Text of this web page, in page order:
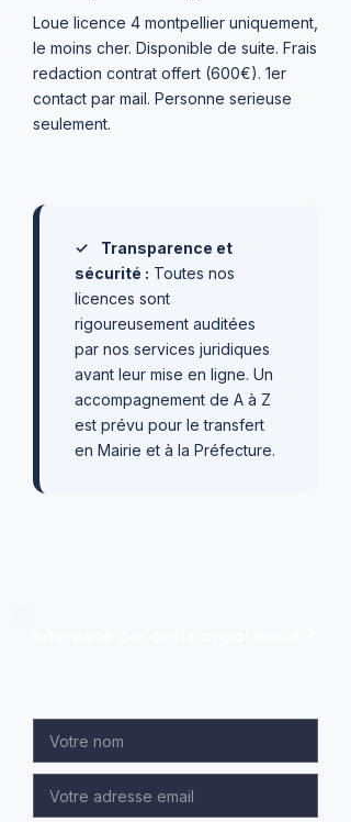
Loue licence 4 montpellier uniquement,
le moins cher. Disponible de suite. Frais
redaction contrat offert (600€). 1er
contact par mail. Personne serieuse
seulement.
✓
Transparence et
sécurité : Toutes nos
licences sont
rigoureusement auditées
par nos services juridiques
avant leur mise en ligne. Un
accompagnement de A à Z
est prévu pour le transfert
en Mairie et à la Préfecture.